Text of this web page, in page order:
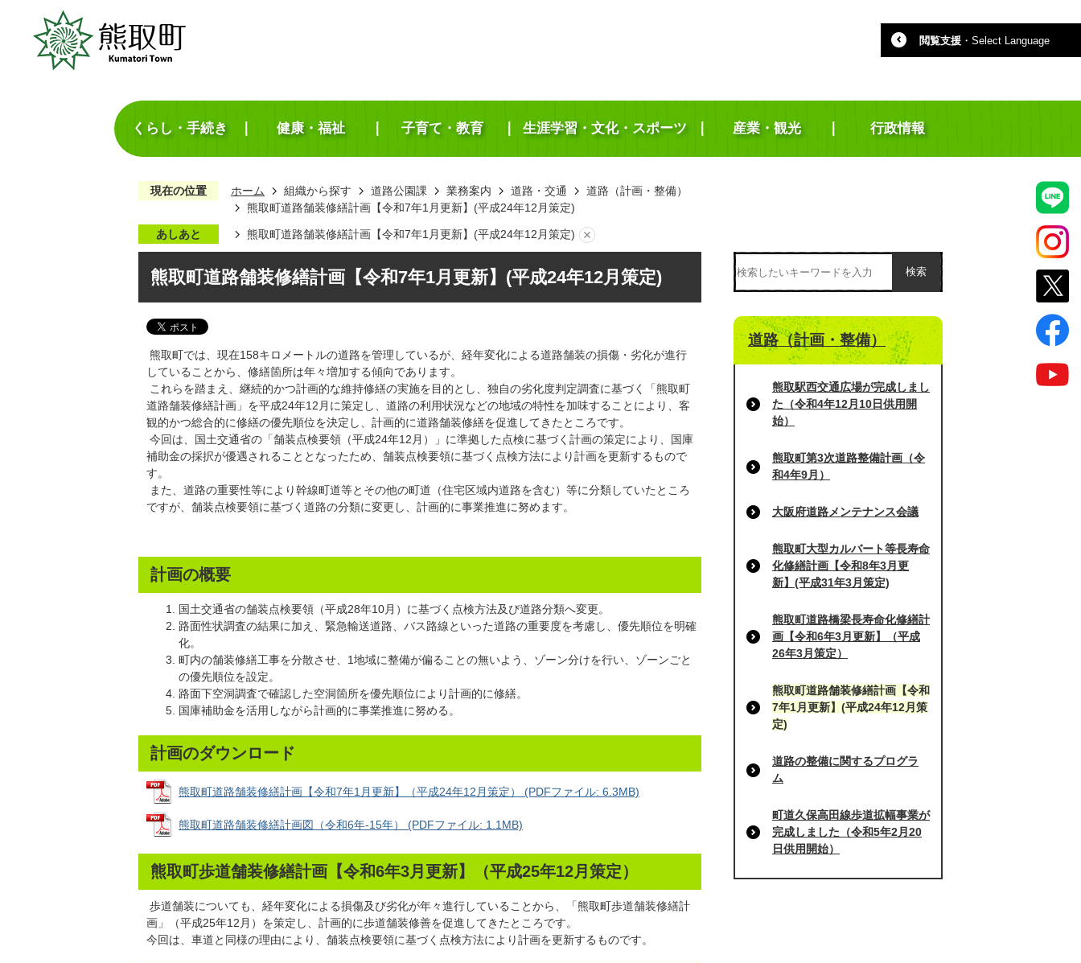
閲覧支援 ・ Select Language
くらし・手続き 健康・福祉 子育て・教育 生涯学習・文化・スポーツ 産業・観光 行政情報
現在の位置 ホーム 組織から探す 道路公園課 業務案内 道路・交通
道路（計画・整備）
熊取町道路舗装修繕計画【令和7年1月更新】(平成24年12月策定)
あしあと 熊取町道路舗装修繕計画【令和7年1月更新】(平成24年12月策定)
熊取町道路舗装修繕計画【令和7年1月更新】(平成24年12月策定)
熊取町では、現在158キロメートルの道路を管理しているが、経年変化による道路舗装の損傷・劣化が進行
していることから、修繕箇所は年々増加する傾向であります。
これらを踏まえ、継続的かつ計画的な維持修繕の実施を目的とし、独自の劣化度判定調査に基づく「熊取町
道路舗装修繕計画」を平成24年12月に策定し、道路の利用状況などの地域の特性を加味することにより、客
観的かつ総合的に修繕の優先順位を決定し、計画的に道路舗装修繕を促進してきたところです。
今回は、国土交通省の「舗装点検要領（平成24年12月）」に準拠した点検に基づく計画の策定により、国庫
補助金の採択が優遇されることとなったため、舗装点検要領に基づく点検方法により計画を更新するもので
す。
また、道路の重要性等により幹線町道等とその他の町道（住宅区域内道路を含む）等に分類していたところ
ですが、舗装点検要領に基づく道路の分類に変更し、計画的に事業推進に努めます。
計画の概要
国土交通省の舗装点検要領（平成28年10月）に基づく点検方法及び道路分類へ変更。
路面性状調査の結果に加え、緊急輸送道路、バス路線といった道路の重要度を考慮し、優先順位を明確
化。
町内の舗装修繕工事を分散させ、1地域に整備が偏ることの無いよう、ゾーン分けを行い、ゾーンごと
の優先順位を設定。
路面下空洞調査で確認した空洞箇所を優先順位により計画的に修繕。
国庫補助金を活用しながら計画的に事業推進に努める。
計画のダウンロード
熊取町道路舗装修繕計画【令和7年1月更新】（平成24年12月策定） (PDFファイル: 6.3MB)
熊取町道路舗装修繕計画図（令和6年-15年） (PDFファイル: 1.1MB)
熊取町歩道舗装修繕計画【令和6年3月更新】（平成25年12月策定）
歩道舗装についても、経年変化による損傷及び劣化が年々進行していることから、「熊取町歩道舗装修繕計
画」（平成25年12月）を策定し、計画的に歩道舗装修善を促進してきたところです。
今回は、車道と同様の理由により、舗装点検要領に基づく点検方法により計画を更新するものです。
検索
道路（計画・整備）
熊取駅西交通広場が完成しまし
た（令和4年12月10日供用開
始）
熊取町第3次道路整備計画（令
和4年9月）
大阪府道路メンテナンス会議
熊取町大型カルバート等長寿命
化修繕計画【令和8年3月更
新】(平成31年3月策定)
熊取町道路橋梁長寿命化修繕計
画【令和6年3月更新】（平成
26年3月策定）
熊取町道路舗装修繕計画【令和
7年1月更新】(平成24年12月策
定)
道路の整備に関するプログラ
ム
町道久保高田線歩道拡幅事業が
完成しました（令和5年2月20
日供用開始）